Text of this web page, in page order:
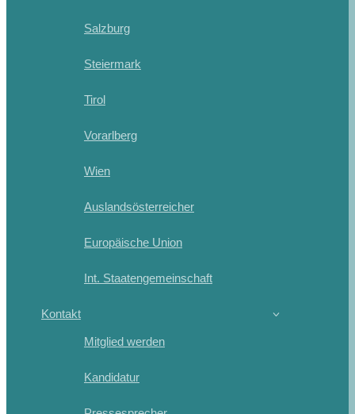
Salzburg
Steiermark
Tirol
Vorarlberg
Wien
Auslandsösterreicher
Europäische Union
Int. Staatengemeinschaft
Kontakt
Mitglied werden
Kandidatur